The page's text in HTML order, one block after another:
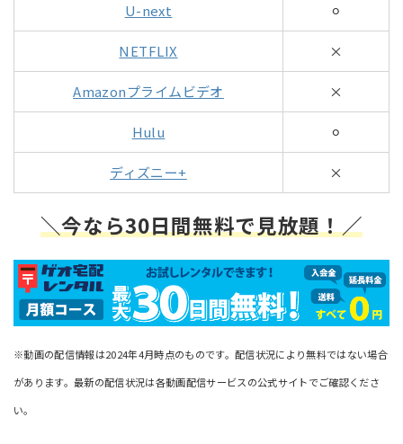
U-next
⚪︎
NETFLIX ×
Amazonプライムビデオ ×
Hulu ⚪︎
ディズニー+ ×
＼今なら30日間無料で見放題！／
※動画の配信情報は2024年4月時点のものです。配信状況により無料ではない場合
があります。最新の配信状況は各動画配信サービスの公式サイトでご確認くださ
い。